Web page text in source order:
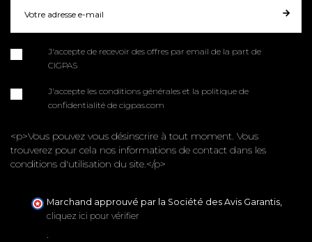
J'accepte de recevoir des offres par email de la part de
CIGPAS
J'accepte les conditions générales et la politique de
confidentialité de cigpas.com
<p>Vous pouvez vous désinscrire à tout moment. Vous
trouverez pour cela nos informations de contact dans les
conditions d'utilisation du site.</p>
Marchand approuvé par la Société des Avis Garantis,
cliquez ici pour vérifier
.